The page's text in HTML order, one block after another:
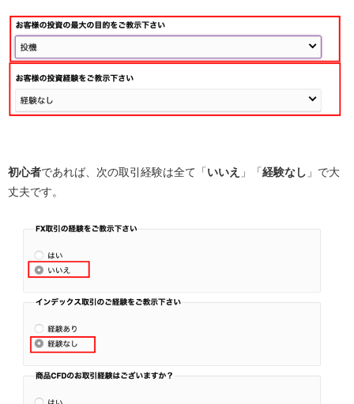
初心者であれば、次の取引経験は全て「 いいえ 」「経験なし 」で大
丈夫です。